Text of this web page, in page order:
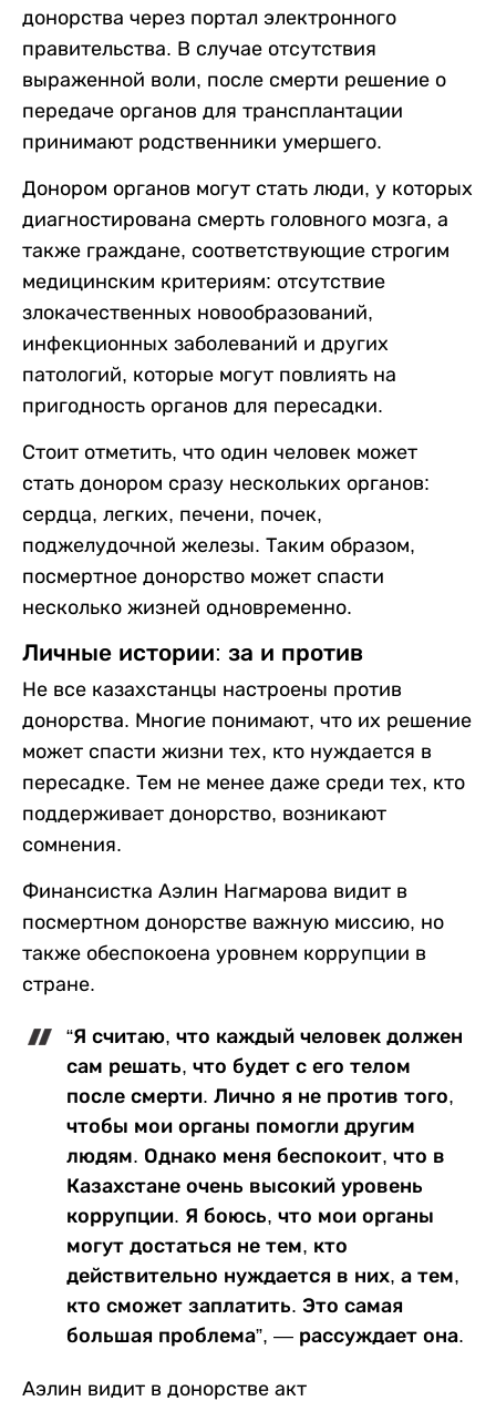
донорства через портал электронного
правительства. В случае отсутствия
выраженной воли, после смерти решение о
передаче органов для трансплантации
принимают родственники умершего.
Донором органов могут стать люди, у которых
диагностирована смерть головного мозга, а
также граждане, соответствующие строгим
медицинским критериям: отсутствие
злокачественных новообразований,
инфекционных заболеваний и других
патологий, которые могут повлиять на
пригодность органов для пересадки.
Стоит отметить, что один человек может
стать донором сразу нескольких органов:
сердца, легких, печени, почек,
поджелудочной железы. Таким образом,
посмертное донорство может спасти
несколько жизней одновременно.
Личные истории: за и против
Не все казахстанцы настроены против
донорства. Многие понимают, что их решение
может спасти жизни тех, кто нуждается в
пересадке. Тем не менее даже среди тех, кто
поддерживает донорство, возникают
сомнения.
Финансистка Аэлин Нагмарова видит в
посмертном донорстве важную миссию, но
также обеспокоена уровнем коррупции в
стране.
“Я считаю, что каждый человек должен
сам решать, что будет с его телом
после смерти. Лично я не против того,
чтобы мои органы помогли другим
людям. Однако меня беспокоит, что в
Казахстане очень высокий уровень
коррупции. Я боюсь, что мои органы
могут достаться не тем, кто
действительно нуждается в них, а тем,
кто сможет заплатить. Это самая
большая проблема”, — рассуждает она.
Аэлин видит в донорстве акт